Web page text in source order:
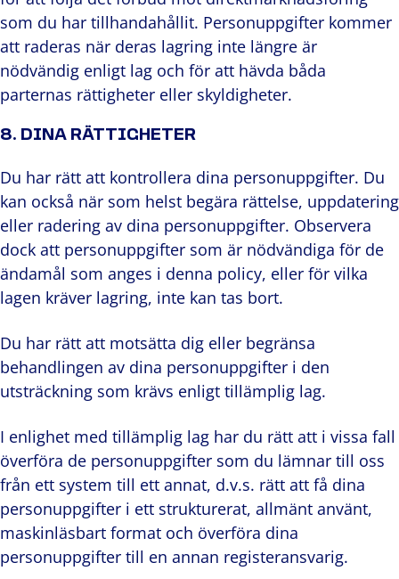
som du har tillhandahållit. Personuppgifter kommer
att raderas när deras lagring inte längre är
nödvändig enligt lag och för att hävda båda
parternas rättigheter eller skyldigheter.
8. DINA RÄTTIGHETER
Du har rätt att kontrollera dina personuppgifter. Du
kan också när som helst begära rättelse, uppdatering
eller radering av dina personuppgifter. Observera
dock att personuppgifter som är nödvändiga för de
ändamål som anges i denna policy, eller för vilka
lagen kräver lagring, inte kan tas bort.
Du har rätt att motsätta dig eller begränsa
behandlingen av dina personuppgifter i den
utsträckning som krävs enligt tillämplig lag.
I enlighet med tillämplig lag har du rätt att i vissa fall
överföra de personuppgifter som du lämnar till oss
från ett system till ett annat, d.v.s. rätt att få dina
personuppgifter i ett strukturerat, allmänt använt,
maskinläsbart format och överföra dina
personuppgifter till en annan registeransvarig.